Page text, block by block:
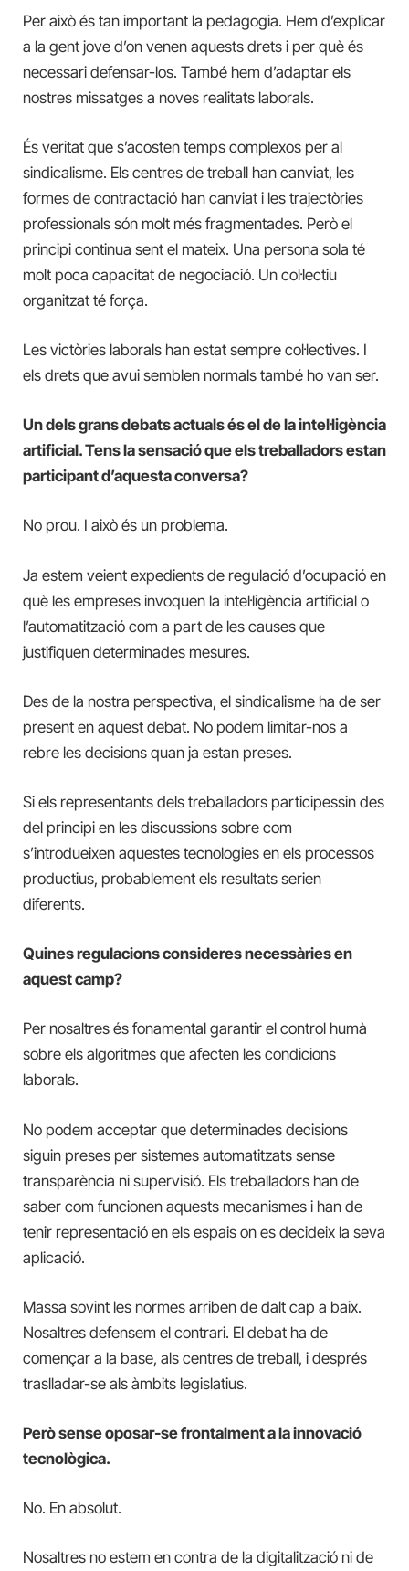
Per això és tan important la pedagogia. Hem d’explicar
a la gent jove d’on venen aquests drets i per què és
necessari defensar-los. També hem d’adaptar els
nostres missatges a noves realitats laborals.
És veritat que s’acosten temps complexos per al
sindicalisme. Els centres de treball han canviat, les
formes de contractació han canviat i les trajectòries
professionals són molt més fragmentades. Però el
principi continua sent el mateix. Una persona sola té
molt poca capacitat de negociació. Un col·lectiu
organitzat té força.
Les victòries laborals han estat sempre col·lectives. I
els drets que avui semblen normals també ho van ser.
Un dels grans debats actuals és el de la intel·ligència
artificial. Tens la sensació que els treballadors estan
participant d’aquesta conversa?
No prou. I això és un problema.
Ja estem veient expedients de regulació d’ocupació en
què les empreses invoquen la intel·ligència artificial o
l’automatització com a part de les causes que
justifiquen determinades mesures.
Des de la nostra perspectiva, el sindicalisme ha de ser
present en aquest debat. No podem limitar-nos a
rebre les decisions quan ja estan preses.
Si els representants dels treballadors participessin des
del principi en les discussions sobre com
s’introdueixen aquestes tecnologies en els processos
productius, probablement els resultats serien
diferents.
Quines regulacions consideres necessàries en
aquest camp?
Per nosaltres és fonamental garantir el control humà
sobre els algoritmes que afecten les condicions
laborals.
No podem acceptar que determinades decisions
siguin preses per sistemes automatitzats sense
transparència ni supervisió. Els treballadors han de
saber com funcionen aquests mecanismes i han de
tenir representació en els espais on es decideix la seva
aplicació.
Massa sovint les normes arriben de dalt cap a baix.
Nosaltres defensem el contrari. El debat ha de
començar a la base, als centres de treball, i després
traslladar-se als àmbits legislatius.
Però sense oposar-se frontalment a la innovació
tecnològica.
No. En absolut.
Nosaltres no estem en contra de la digitalització ni de